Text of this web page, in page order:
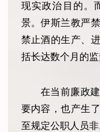
现实政治目的。
景。伊斯兰教严
禁止酒的生产、
括长达数个月的监
在当前廉政
要内容，也产生
至规定公职人员